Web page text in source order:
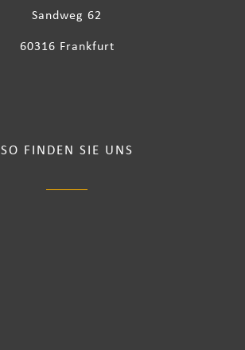
Sandweg 62
60316 Frankfurt
SO FINDEN SIE UNS